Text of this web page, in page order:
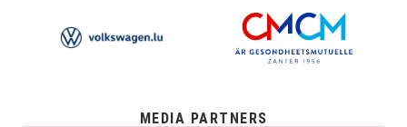
MEDIA PARTNERS